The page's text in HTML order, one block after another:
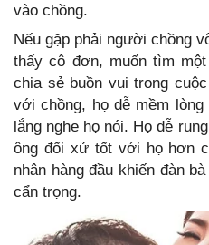
vào chồng.
Nếu gặp phải người chồng
thấy cô đơn, muốn tìm
chia sẻ buồn vui trong
với chồng, họ dễ mềm
lắng nghe họ nói. Họ dễ
ông đối xử tốt với họ hơn
nhân hàng đầu khiến đàn
cẩn trọng.